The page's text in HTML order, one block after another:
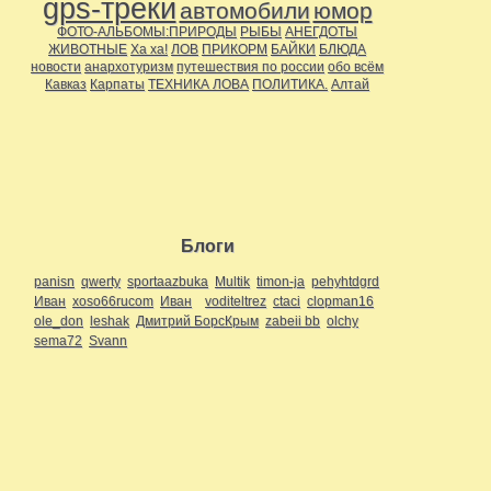
gps-треки автомобили юмор
ФОТО-АЛЬБОМЫ:ПРИРОДЫ РЫБЫ АНЕГДОТЫ
ЖИВОТНЫЕ Ха ха! ЛОВ ПРИКОРМ БАЙКИ БЛЮДА
новости анархотуризм путешествия по россии обо всём
Кавказ Карпаты ТЕХНИКА ЛОВА ПОЛИТИКА. Алтай
Блоги
panisn qwerty sportaazbuka Multik timon-ja pehyhtdgrd
Иван xoso66rucom Иван voditeltrez ctaci clopman16
ole_don leshak Дмитрий БорсКрым zabeii bb olchy
sema72 Svann